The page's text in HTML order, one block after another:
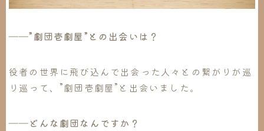
――”劇団壱劇屋”との出会いは？
役者の世界に飛び込んで出会った人々との繋がりが巡
り巡って、”劇団壱劇屋”と出会いました。
――どんな劇団なんですか？